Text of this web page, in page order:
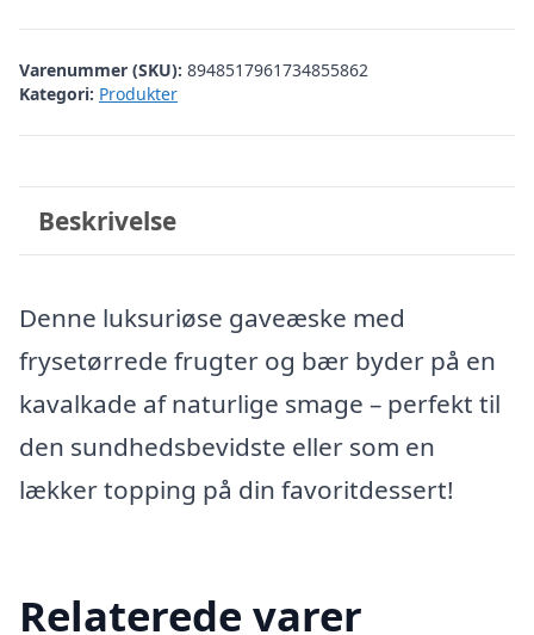
Varenummer (SKU): 8948517961734855862
Kategori: Produkter
Beskrivelse
Denne luksuriøse gaveæske med
frysetørrede frugter og bær byder på en
kavalkade af naturlige smage – perfekt til
den sundhedsbevidste eller som en
lækker topping på din favoritdessert!
Relaterede varer